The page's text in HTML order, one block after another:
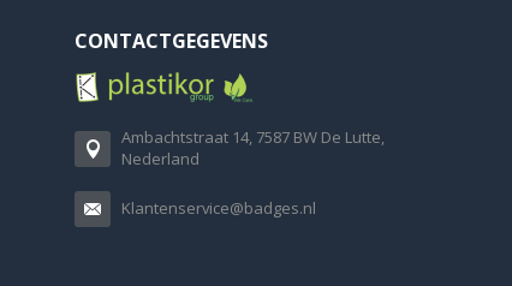
CONTACTGEGEVENS
Ambachtstraat 14, 7587 BW De Lutte,
Nederland
Klantenservice@badges.nl